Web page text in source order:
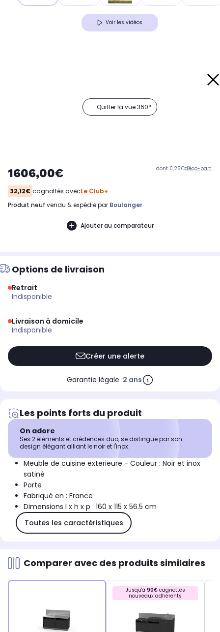
Voir les vidéos
Quitter la vue 360°
1606,00€ dont 0,25€d'éco-part.
32,12€ cagnottés avecLe Club+
produit neuf vendu & expédié par Boulanger
Ajouter au comparateur
Options de livraison
Retrait
indisponible
Livraison à domicile
indisponible
Créer une alerte
Garantie légale :2 ans
Les points forts du produit
On adore
Ses 2 éléments et crédences duo, se distingue par son
design élégant alliant le noir et l'inox.
Meuble de cuisine exterieure - Couleur : Noir et inox
satiné
Porte
Fabriqué en : France
Dimensions l x h x p : 160 x 115 x 56.5 cm
Toutes les caractéristiques
Comparer avec des produits similaires
Jusqu'à 90€cagnottés
nouveaux adhérents